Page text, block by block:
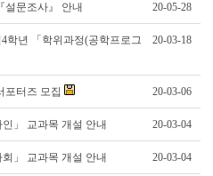
설문조사』 안내 20-05-28
학년 「학위과정(공학프로그
20-03-18
포터즈 모집 20-03-06
」 교과목 개설 안내 20-03-04
」 교과목 개설 안내 20-03-04